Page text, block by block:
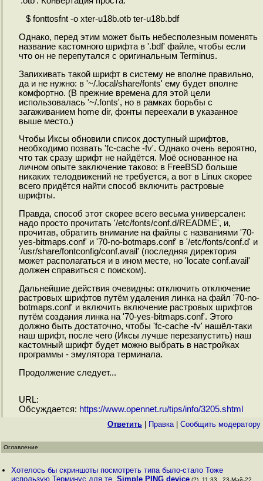
$ fonttosfnt -o xter-u18b.otb ter-u18b.bdf
Однако, перед этим может быть небесполезным поменять
название кастомного шрифта в '.bdf' файле, чтобы если
что он не перепутался с оригинальным Terminus.
Запихивать такой шрифт в систему не вполне правильно,
да и не нужно: в '~/.local/share/fonts' ему будет вполне
комфортно. (В прежние времена для этой цели
использовалась '~/.fonts', но в рамках борьбы с
загаживанием home dir, фонты переехали в указанное
выше место.)
Чтобы Иксы обновили список доступный шрифтов,
необходимо позвать 'fc-cache -fv'. Однако очень вероятно,
что так сразу шрифт не найдётся. Моё основанное на
личном опыте заключение таково: в FreeBSD больше
никаких телодвижений не требуется, а вот в Linux скорее
всего придётся найти способ включить растровые
шрифты.
Правда, способ этот скорее всего весьма универсален:
надо просто прочитать '/etc/fonts/conf.d/README', и,
прочитав, обратить внимание на файлы с названиями '70-
yes-bitmaps.conf' и '70-no-botmaps.conf' в '/etc/fonts/conf.d' и
'/usr/share/fontconfig/conf.avail' (последняя директория
может располагаться и в ином месте, но 'locate conf.avail'
должен справиться с поиском).
Дальнейшие действия очевидны: отключить отключение
растровых шрифтов путём удаления линка на файл '70-no-
botmaps.conf' и включить включение растровых шрифтов
путём создания линка на '70-yes-bitmaps.conf'. Этого
должно быть достаточно, чтобы 'fc-cache -fv' нашёл-таки
наш шрифт, после чего (Иксы лучше перезапустить) наш
кастомный шрифт будет можно выбрать в настройках
программы - эмулятора терминала.
Продолжение следует...
URL:
Обсуждается: https://www.opennet.ru/tips/info/3205.shtml
Ответить Правка| Cообщить модератору
Оглавление
Хотелось бы скриншоты посмотреть типа было-стало Тоже
использую Терминус для те ,Simple PING device (?), 11:33 , 23-Май-22,